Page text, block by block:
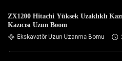
ZX1200 Hitachi Yüksek Uzaklıklı
Kazıcısı Uzun Boom
Ekskavatör Uzun Uzanma Bomu